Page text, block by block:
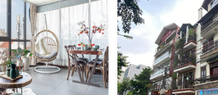
địa, nằm gần nhiều khu vực trung tâm như Hồ Tây, công
phát triển đồng bộ, giao thông thuận tiện, dân cư đông
Thủ đô, ôm quanh ven hồ Tây, con đường mang tên
612 Lạc Long Quân đến giao với dốc ngã ba đê Âu Cơ,